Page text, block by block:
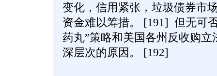
变化，信用紧张，垃圾债券市
资金难以筹措。 [191] 但无可
药丸”策略和美国各州反收购
深层次的原因。 [192]